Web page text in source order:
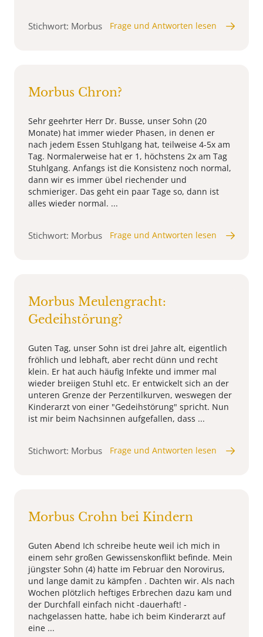
Stichwort: Morbus Frage und Antworten lesen
Morbus Chron?
Sehr geehrter Herr Dr. Busse, unser Sohn (20
Monate) hat immer wieder Phasen, in denen er
nach jedem Essen Stuhlgang hat, teilweise 4-5x am
Tag. Normalerweise hat er 1, höchstens 2x am Tag
Stuhlgang. Anfangs ist die Konsistenz noch normal,
dann wir es immer übel riechender und
schmieriger. Das geht ein paar Tage so, dann ist
alles wieder normal. ...
Stichwort: Morbus Frage und Antworten lesen
Morbus Meulengracht:
Gedeihstörung?
Guten Tag, unser Sohn ist drei Jahre alt, eigentlich
fröhlich und lebhaft, aber recht dünn und recht
klein. Er hat auch häufig Infekte und immer mal
wieder breiigen Stuhl etc. Er entwickelt sich an der
unteren Grenze der Perzentilkurven, weswegen der
Kinderarzt von einer "Gedeihstörung" spricht. Nun
ist mir beim Nachsinnen aufgefallen, dass ...
Stichwort: Morbus Frage und Antworten lesen
Morbus Crohn bei Kindern
Guten Abend Ich schreibe heute weil ich mich in
einem sehr großen Gewissenskonflikt befinde. Mein
jüngster Sohn (4) hatte im Februar den Norovirus,
und lange damit zu kämpfen . Dachten wir. Als nach
Wochen plötzlich heftiges Erbrechen dazu kam und
der Durchfall einfach nicht -dauerhaft! -
nachgelassen hatte, habe ich beim Kinderarzt auf
eine ...